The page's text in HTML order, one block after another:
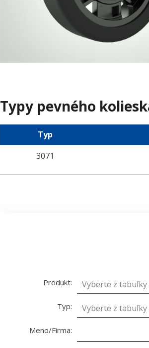
Typy pevného
Typ
3071
Produkt:
Typ:
Meno/Firma: